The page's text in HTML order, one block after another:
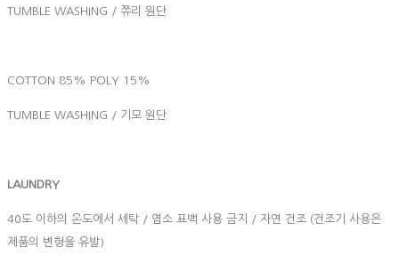
TUMBLE WASHING / 쮸리 원단
COTTON 85% POLY 15%
TUMBLE WASHING / 기모 원단
LAUNDRY
40도 이하의 온도에서 세탁 / 염소 표백 사용 금지 / 자연 건조 (건조기 사용은
제품의 변형을 유발)